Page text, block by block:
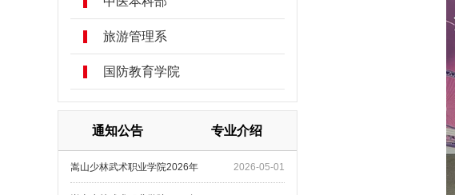
旅游管理系
国防教育学院
通知公告 专业介绍
2026-05-01
嵩山少林武术职业学院2026年